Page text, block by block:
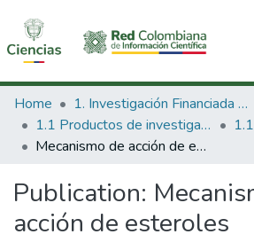
Communities & Collections
All of DSpace
Home
1. Investigación Financiada con Recursos Públicos
1.1 Productos de investigación
Mecanismo de acción de esteroles antimalaricos aislados de la planta solanum nudum
Publication:
acción de esteroles